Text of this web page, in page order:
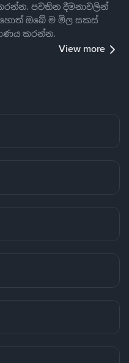
පවතින දීමනාවලින්
ඔබේ ම මිල සකස්
කරන්න.
View more